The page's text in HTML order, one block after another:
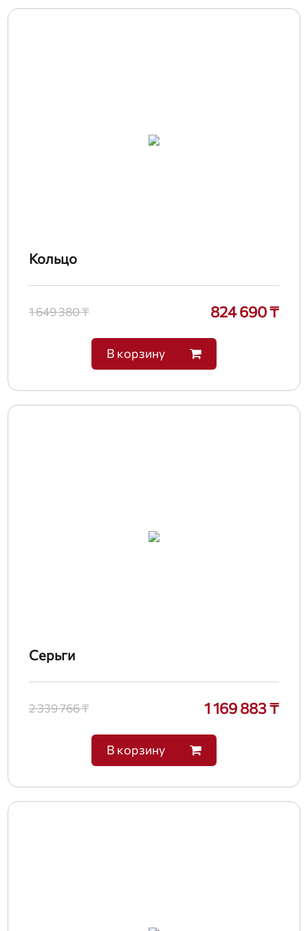
Кольцо
1 649 380 ₸ 824 690 ₸
В корзину
Серьги
2 339 766 ₸ 1 169 883 ₸
В корзину